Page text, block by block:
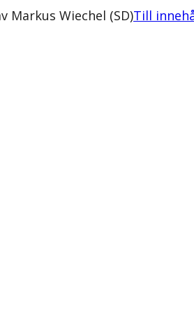
Markus Wiechel (SD)Till